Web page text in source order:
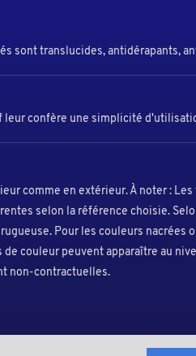
sont translucides, antidérapants,
leur confère une simplicité
comme en extérieur. À noter :
selon la référence choisie.
Pour les couleurs nacrées
couleur peuvent apparaître au
non-contractuelles.